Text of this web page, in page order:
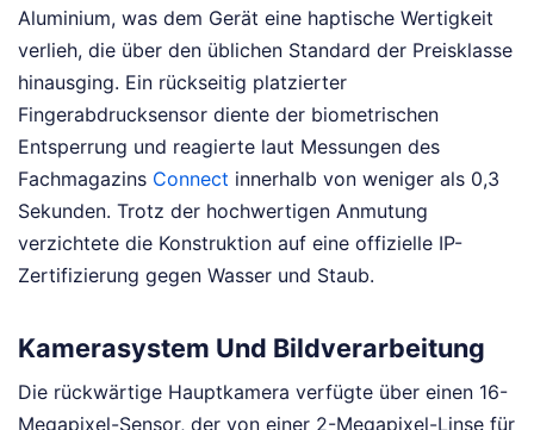
Aluminium, was dem Gerät eine haptische Wertigkeit
verlieh, die über den üblichen Standard der Preisklasse
hinausging. Ein rückseitig platzierter
Fingerabdrucksensor diente der biometrischen
Entsperrung und reagierte laut Messungen des
Fachmagazins Connect innerhalb von weniger als 0,3
Sekunden. Trotz der hochwertigen Anmutung
verzichtete die Konstruktion auf eine offizielle IP-
Zertifizierung gegen Wasser und Staub.
Kamerasystem Und Bildverarbeitung
Die rückwärtige Hauptkamera verfügte über einen 16-
Megapixel-Sensor, der von einer 2-Megapixel-Linse für